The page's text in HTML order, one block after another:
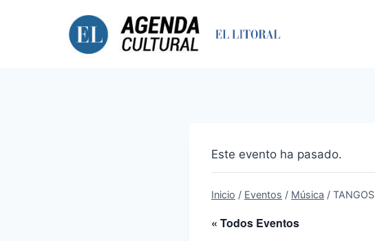
Este evento ha pasado.
Inicio / Eventos / Música / TANGOS
« Todos Eventos